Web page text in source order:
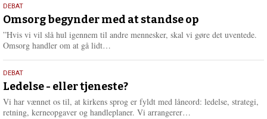
e
r
e
9.
juli
2026
DEBAT
Omsorg begynder med at standse op
”Hvis vi vil slå hul igennem til andre mennesker, skal vi gøre det uventede.
Omsorg handler om at gå lidt…
e
r
e
10.
juni
2026
DEBAT
Ledelse - eller tjeneste?
Vi har vænnet os til, at kirkens sprog er fyldt med låneord: ledelse, strategi,
retning, kerneopgaver og handleplaner. Vi arrangerer…